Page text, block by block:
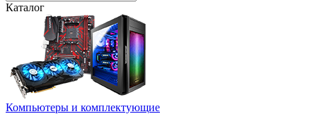
Каталог
Компьютеры и комплектующие